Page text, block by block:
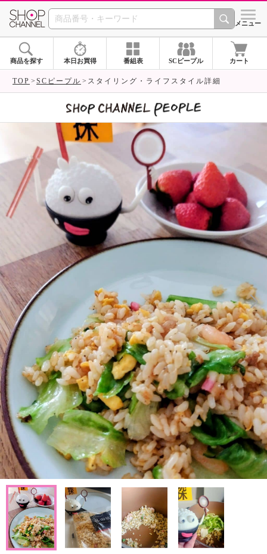
SHOP CHANNEL シメニュー
商品を探す 本日お買得 番組表 SCピープル カート
TOP SCピープル スタイリング・ライフスタイル詳細